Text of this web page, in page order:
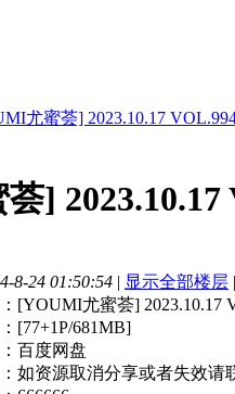
尤蜜荟] 2023.10.17
]
8-24 01:50:54 | 显示全部楼层 |
：[YOUMI尤蜜荟] 2023.10.17
[77+1P/681MB]
百度网盘
：如资源取消分享或者失效请